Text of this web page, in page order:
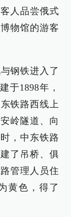
人品尝俄式
物馆的游客
钢铁进入了
于1898年，
铁路西线上
岭隧道、向
，中东铁路
了吊桥、俱
管理人员住
黄色，得了